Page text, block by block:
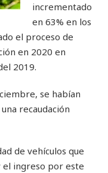
incrementado
en 63% en los
el proceso de
en 2020 en
2019.
se habían
recaudación
de vehículos que
el ingreso por este